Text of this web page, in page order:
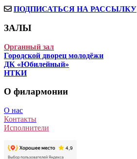
ПОДПИСАТЬСЯ НА РАССЫЛКУ
ЗАЛЫ
Органный зал
Городской дворец молодёжи
ДК «Юбилейный»
НТКИ
О филармонии
О нас
Контакты
Исполнители